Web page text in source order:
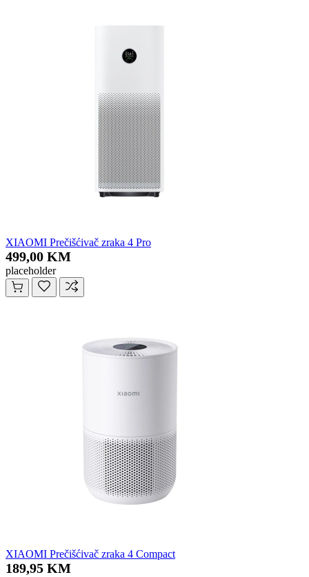
XIAOMI Prečišćivač zraka 4 Pro
499,00 KM
placeholder
XIAOMI Prečišćivač zraka 4 Compact
189,95 KM